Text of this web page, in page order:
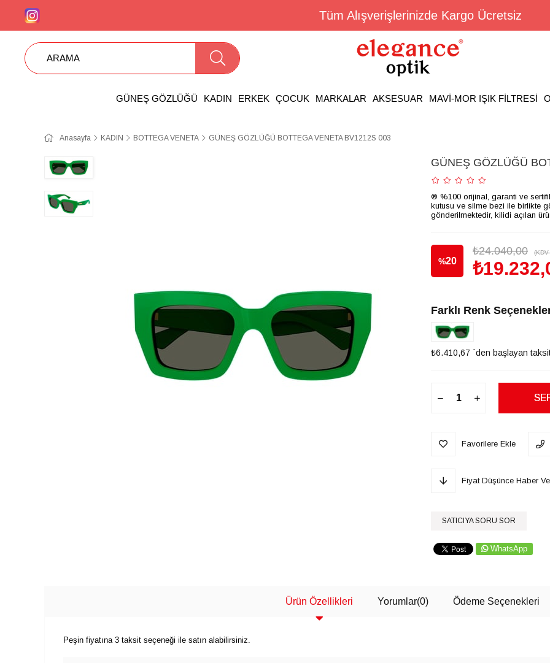
Tüm Alışverişlerinizde Kargo Ücretsiz
GÜNEŞ GÖZLÜĞÜ KADIN ERKEK ÇOCUK MARKALAR AKSESUAR MAVİ-MOR IŞIK FİLTRESİ
Anasayfa KADIN BOTTEGA VENETA GÜNEŞ GÖZLÜĞÜ BOTTEGA VENETA BV1212S 003
GÜNEŞ GÖZLÜĞÜ
® %100 orijinal, garanti ve
kutusu ve silme bezi ile birlikte
gönderilmektedir, kilidi açılan
%20
₺24.040,00 (KDV
Farklı Renk
₺6.410,67 `den başlayan
Favorilere Ekle
Fiyat Düşünce Haber
SATICIYA SORU SOR
WhatsApp
Ürün Özellikleri Yorumlar(0) Ödeme Seçenekleri
Peşin fiyatına 3 taksit seçeneği ile satın alabilirsiniz.